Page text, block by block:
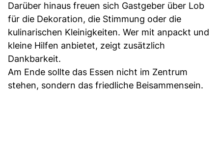
Darüber hinaus freuen sich Gastgeber über Lob
für die Dekoration, die Stimmung oder die
kulinarischen Kleinigkeiten. Wer mit anpackt und
kleine Hilfen anbietet, zeigt zusätzlich
Dankbarkeit.
Am Ende sollte das Essen nicht im Zentrum
stehen, sondern das friedliche Beisammensein.